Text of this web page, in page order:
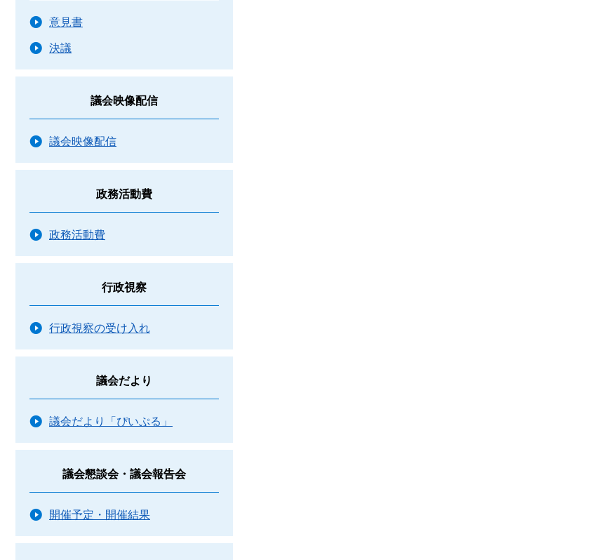
意見書
決議
議会映像配信
議会映像配信
政務活動費
政務活動費
行政視察
行政視察の受け入れ
議会だより
議会だより「ぴいぷる」
議会懇談会・議会報告会
開催予定・開催結果